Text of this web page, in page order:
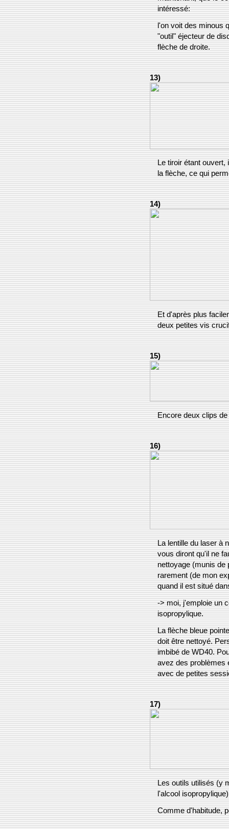
intéressé:
l'on voit des minous
"outil" éjecteur de
flèche de droite.
13)
Le tiroir étant ouvert,
la flèche, ce qui
14)
Et d'après plus
deux petites vis
15)
Encore deux clips
16)
La lentille du laser à
vous diront qu'il ne
nettoyage (munis
rarement (de mon
quand il est situé
-> moi, j'emploie un
isopropylique.
La flèche bleue
doit être nettoyé.
imbibé de WD40.
avez des problèmes
avec de petites
17)
Les outils utilisés (y
l'alcool
Comme d'habitude,